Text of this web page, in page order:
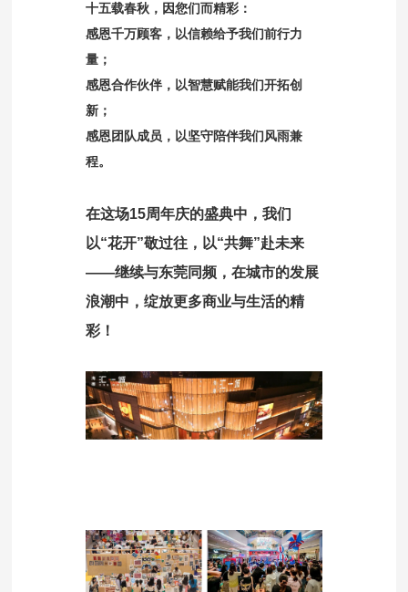
十五载春秋，因您们而精彩：
感恩千万顾客，以信赖给予我们前行力
量；
感恩合作伙伴，以智慧赋能我们开拓创
新；
感恩团队成员，以坚守陪伴我们风雨兼
程。
在这场15周年庆的盛典中，我们
以“花开”敬过往，以“共舞”赴未来
——继续与东莞同频，在城市的发展
浪潮中，绽放更多商业与生活的精
彩！